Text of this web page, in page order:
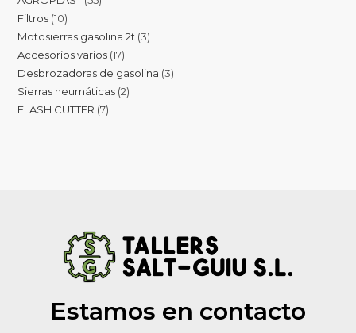
Filtros 10
Motosierras gasolina 2t 3
Accesorios varios 17
Desbrozadoras de gasolina 3
Sierras neumáticas 2
FLASH CUTTER 7
Estamos en contacto